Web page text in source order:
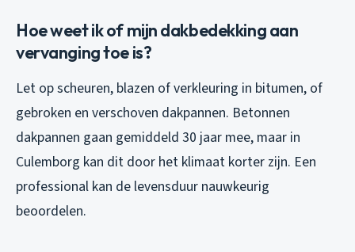
Hoe weet ik of mijn dakbedekking aan
vervanging toe is?
Let op scheuren, blazen of verkleuring in bitumen, of
gebroken en verschoven dakpannen. Betonnen
dakpannen gaan gemiddeld 30 jaar mee, maar in
Culemborg kan dit door het klimaat korter zijn. Een
professional kan de levensduur nauwkeurig
beoordelen.